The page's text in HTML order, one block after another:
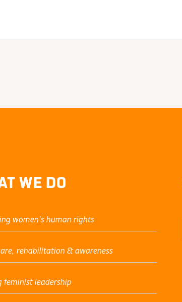
We Do
women’s human rights
rehabilitation & awareness
feminist leadership